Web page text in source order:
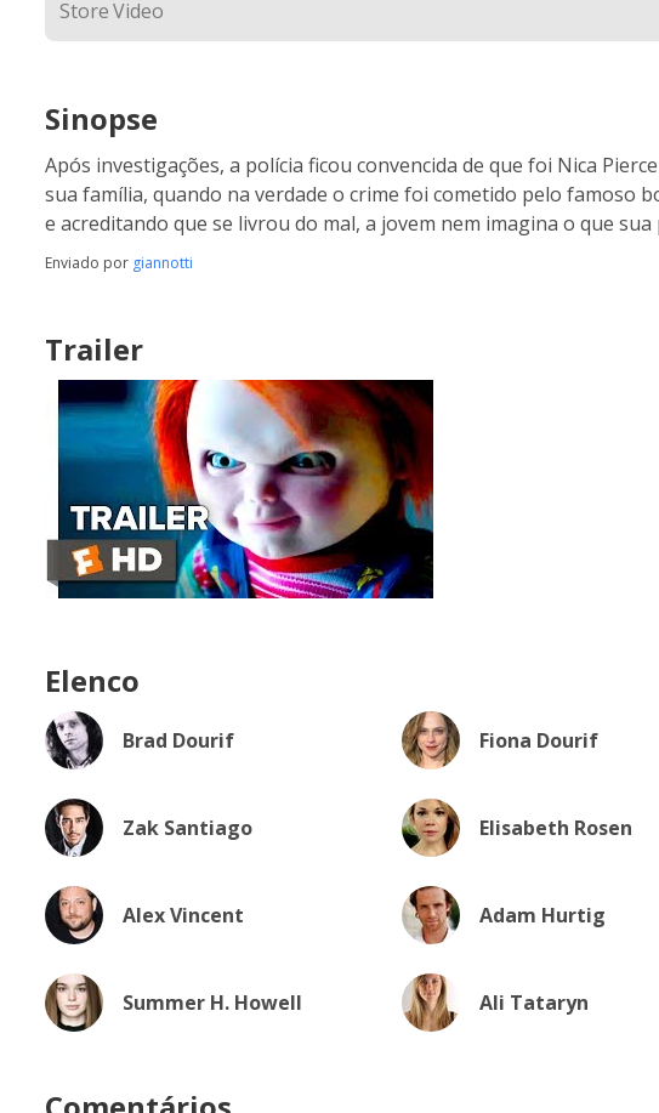
Sinopse
Após investigações, a polícia ficou convencida de que foi Nica
sua família, quando na verdade o crime foi cometido pelo famoso
e acreditando que se livrou do mal, a jovem nem imagina o que
Enviado por giannotti
Trailer
Elenco
Brad Dourif Fiona Dourif
Zak Santiago Elisabeth Rosen
Alex Vincent Adam Hurtig
Summer H. Howell Ali Tataryn